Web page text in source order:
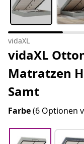
vidaXL
vidaXL
Matratzen
Samt
Farbe(6 Optionen